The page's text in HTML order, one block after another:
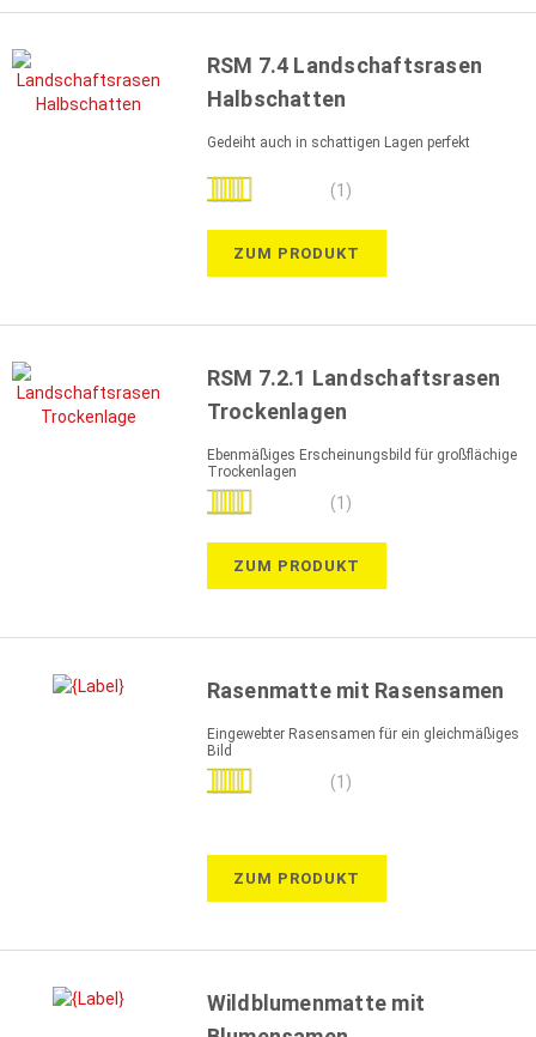
RSM 7.4 Landschaftsrasen
Halbschatten
Gedeiht auch in schattigen Lagen perfekt
Bewertung: (1)
ZUM PRODUKT
RSM 7.2.1 Landschaftsrasen
Trockenlagen
Ebenmäßiges Erscheinungsbild für großflächige
Trockenlagen
Bewertung:
(1)
ZUM PRODUKT
Rasenmatte mit Rasensamen
Eingewebter Rasensamen für ein gleichmäßiges
Bild
Bewertung:
(1)
ZUM PRODUKT
Wildblumenmatte mit